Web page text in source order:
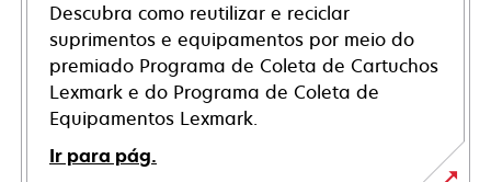
Descubra como reutilizar e reciclar
suprimentos e equipamentos por meio do
premiado Programa de Coleta de Cartuchos
Lexmark e do Programa de Coleta de
Equipamentos Lexmark.
Ir para pág.